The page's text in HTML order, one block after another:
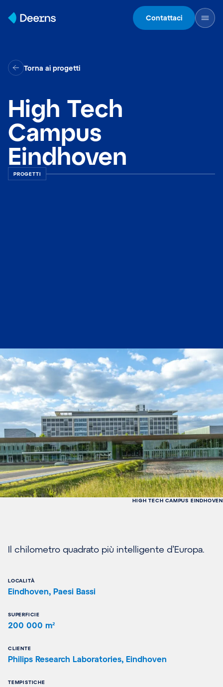
Contattaci
Torna ai progetti
High Tech
Campus
Eindhoven
PROGETTI
HIGH TECH CAMPUS EINDHOVEN
Il chilometro quadrato più intelligente d’Europa.
LOCALITÀ
Eindhoven, Paesi Bassi
SUPERFICIE
200 000 m²
CLIENTE
Philips Research Laboratories, Eindhoven
TEMPISTICHE